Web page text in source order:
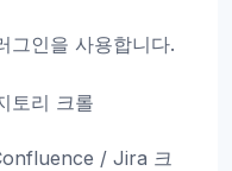
그인을 사용합니다.
토리 크롤
/ Jira 크